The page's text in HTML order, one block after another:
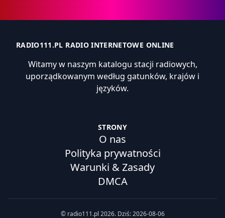
RADIO111.PL RADIO INTERNETOWE ONLINE
Witamy w naszym katalogu stacji radiowych,
uporządkowanym według gatunków, krajów i
języków.
STRONY
O nas
Polityka prywatności
Warunki & Zasady
DMCA
© radio111.pl 2026. Dziś: 2026-08-06